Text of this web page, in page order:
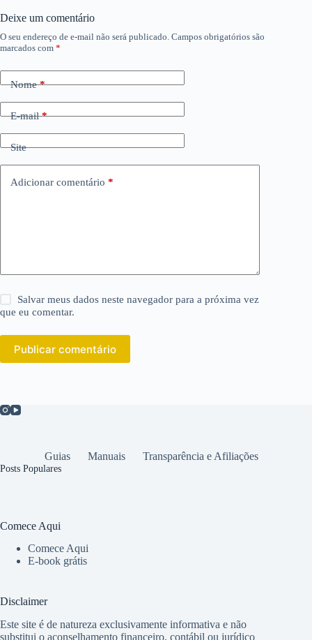
Deixe um comentário
O seu endereço de e-mail não será publicado. Campos obrigatórios são
marcados com *
Nome*
E-mail*
Site
Adicionar comentário *
Salvar meus dados neste navegador para a próxima vez
que eu comentar.
Publicar comentário
Guias Manuais Transparência e Afiliações
Posts Populares
Comece Aqui
Comece Aqui
E-book grátis
Disclaimer
Este site é de natureza exclusivamente informativa e não
substitui o aconselhamento financeiro, contábil ou jurídico